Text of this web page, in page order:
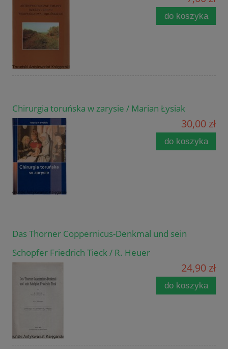
do koszyka
Chirurgia toruńska w zarysie / Marian Łysiak
30,00 zł
do koszyka
Das Thorner Coppernicus-Denkmal und sein
Schopfer Friedrich Tieck / R. Heuer
24,90 zł
do koszyka